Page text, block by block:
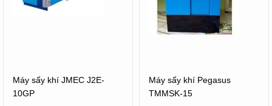
Máy sấy khí JMEC J2E-
10GP
Máy sấy khí Pegasus
TMMSK-15